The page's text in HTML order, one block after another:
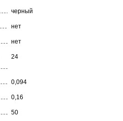
черный
нет
нет
24
0,094
0,16
50